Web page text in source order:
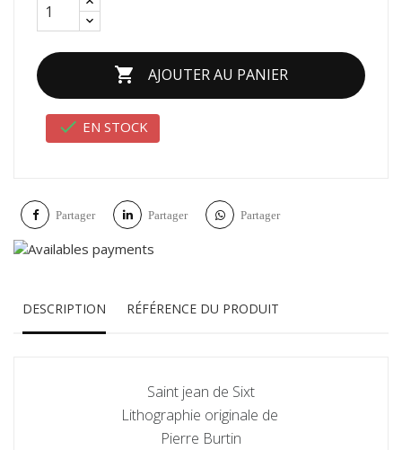
 AJOUTER AU PANIER
 EN STOCK
Partager Partager Partager
DESCRIPTION RÉFÉRENCE DU PRODUIT
Saint jean de Sixt
Lithographie originale de
Pierre Burtin